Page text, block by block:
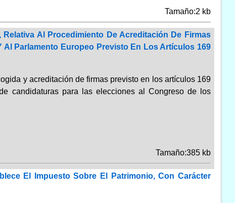
Tamaño:2 kb
Al Procedimiento De Acreditación De Firmas
Parlamento Europeo Previsto En Los Artículos 169
y acreditación de firmas previsto en los artículos 169
candidaturas para las elecciones al Congreso de los
Tamaño:385 kb
El Impuesto Sobre El Patrimonio, Con Carácter